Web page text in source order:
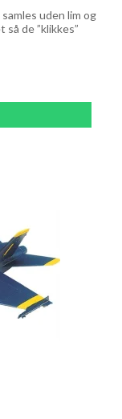
uden lim og
de ”klikkes”